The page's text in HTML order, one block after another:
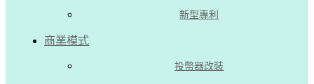
新型專利
商業模式
投幣器改裝